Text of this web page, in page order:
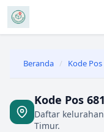
Beranda / Kode Pos
Kode Pos
Daftar
Timur.